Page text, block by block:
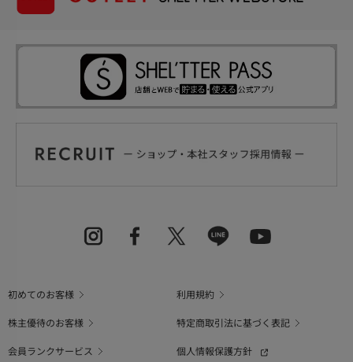
初めてのお客様
利用規約
株主優待のお客様
特定商取引法に基づく表記
会員ランクサービス
個人情報保護方針